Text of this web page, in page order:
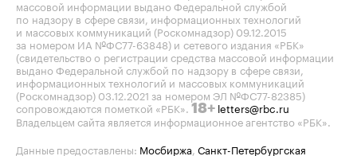
массовой информации выдано Федеральной службой
по надзору в сфере связи, информационных технологий
и массовых коммуникаций (Роскомнадзор) 09.12.2015
за номером ИА №ФС77-63848) и сетевого издания «РБК»
(свидетельство о регистрации средства массовой информации
выдано Федеральной службой по надзору в сфере связи,
информационных технологий и массовых коммуникаций
(Роскомнадзор) 03.12.2021 за номером ЭЛ №ФС77-82385)
сопровождаются пометкой «РБК». 18+ letters@rbc.ru
Владельцем сайта является информационное агентство «РБК».
Данные предоставлены: Мосбиржа, Санкт-Петербургская